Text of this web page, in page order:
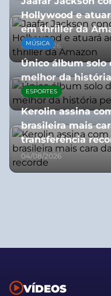
Hollywood e
em thriller da
06/08/2026
MÚSICA
Único álbum solo
melhor da
06/08/2026
ESPORTES
Kerolin assina
brasileira mais
transferência
04/08/2026
VÍDEOS